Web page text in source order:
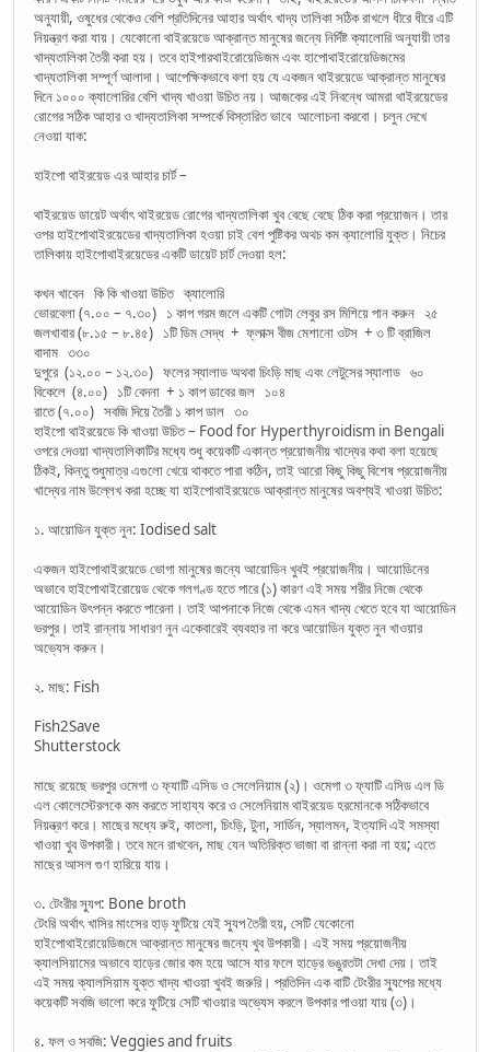
অনুযায়ী, ওষুধের থেকেও বেশি প্রতিদিনের আহার অর্থাৎ খাদ্য তালিকা সঠিক রাখলে ধীরে ধীরে এটি
নিয়ন্ত্রণ করা যায়। যেকোনো থাইরয়েডে আক্রান্ত মানুষের জন্যে নির্দিষ্ট ক্যালোরি অনুযায়ী তার
খাদ্যতালিকা তৈরী করা হয়। তবে হাইপারথাইরোয়েডিজম এবং হাপোথাইরোয়েডিজমের
খাদ্যতালিকা সম্পূর্ণ আলাদা। আপেক্ষিকভাবে বলা হয় যে একজন থাইরয়েডে আক্রান্ত মানুষের
দিনে ১০০০ ক্যালোরির বেশি খাদ্য খাওয়া উচিত নয়। আজকের এই নিবন্ধে আমরা থাইরয়েডের
রোগের সঠিক আহার ও খাদ্যতালিকা সম্পর্কে বিস্তারিত ভাবে আলোচনা করবো। চলুন দেখে
নেওয়া যাক:
হাইপো থাইরয়েড এর আহার চার্ট –
থাইরয়েড ডায়েট অর্থাৎ থাইরয়েড রোগের খাদ্যতালিকা খুব বেছে বেছে ঠিক করা প্রয়োজন। তার
ওপর হাইপোথাইরয়েডের খাদ্যতালিকা হওয়া চাই বেশ পুষ্টিকর অথচ কম ক্যালোরি যুক্ত। নিচের
তালিকায় হাইপোথাইরয়েডের একটি ডায়েট চার্ট দেওয়া হল:
কখন খাবেন কি কি খাওয়া উচিত ক্যালোরি
ভোরবেলা (৭.০০ – ৭.৩০) ১ কাপ গরম জলে একটি গোটা লেবুর রস মিশিয়ে পান করুন ২৫
জলখাবার (৮.১৫ – ৮.৪৫) ১টি ডিম সেদ্ধ + ফ্লাক্স বীজ মেশানো ওটস + ৩ টি ব্রাজিল
বাদাম ৩৩০
দুপুরে (১২.০০ – ১২.৩০) ফলের স্যালাড অথবা চিংড়ি মাছ এবং লেটুসের স্যালাড ৬০
বিকেলে (৪.০০) ১টি বেদনা + ১ কাপ ডাবের জল ১০৪
রাতে (৭.০০) সবজি দিয়ে তৈরী ১ কাপ ডাল ৩০
হাইপো থাইরয়েডে কি খাওয়া উচিত – Food for Hyperthyroidism in Bengali
ওপরে দেওয়া খাদ্যতালিকাটির মধ্যে শুধু কয়েকটি একান্ত প্রয়োজনীয় খাদ্যের কথা বলা হয়েছে
ঠিকই, কিন্তু শুধুমাত্র এগুলো খেয়ে থাকতে পারা কঠিন, তাই আরো কিছু কিছু বিশেষ প্রয়োজনীয়
খাদ্যের নাম উল্লেখ করা হচ্ছে যা হাইপোথাইরয়েডে আক্রান্ত মানুষের অবশ্যই খাওয়া উচিত:
১. আয়োডিন যুক্ত নুন: Iodised salt
একজন হাইপোথাইরয়েডে ভোগা মানুষের জন্যে আয়োডিন খুবই প্রয়োজনীয়। আয়োডিনের
অভাবে হাইপোথাইরোয়েড থেকে গলগণ্ড হতে পারে (১) কারণ এই সময় শরীর নিজে থেকে
আয়োডিন উৎপন্ন করতে পারেনা। তাই আপনাকে নিজে থেকে এমন খাদ্য খেতে হবে যা আয়োডিন
ভরপুর। তাই রান্নায় সাধারণ নুন একেবারেই ব্যবহার না করে আয়োডিন যুক্ত নুন খাওয়ার
অভ্যেস করুন।
২. মাছ: Fish
Fish2Save
Shutterstock
মাছে রয়েছে ভরপুর ওমেগা ৩ ফ্যাটি এসিড ও সেলেনিয়াম (২)। ওমেগা ৩ ফ্যাটি এসিড এল ডি
এল কোলেস্টেরলকে কম করতে সাহায্য করে ও সেলেনিয়াম থাইরয়েড হরমোনকে সঠিকভাবে
নিয়ন্ত্রণ করে। মাছের মধ্যে রুই, কাতলা, চিংড়ি, টুনা, সার্ডিন, স্যালমন, ইত্যাদি এই সমস্যা
খাওয়া খুব উপকারী। তবে মনে রাখবেন, মাছ যেন অতিরিক্ত ভাজা বা রান্না করা না হয়; এতে
মাছের আসল গুণ হারিয়ে যায়।
৩. টেংরীর স্যুপ: Bone broth
টেংরি অর্থাৎ খাসির মাংসের হাড় ফুটিয়ে যেই স্যুপ তৈরী হয়, সেটি যেকোনো
হাইপোথাইরোয়েডিজমে আক্রান্ত মানুষের জন্যে খুব উপকারী। এই সময় প্রয়োজনীয়
ক্যালসিয়ামের অভাবে হাড়ের জোর কম হয়ে আসে যার ফলে হাড়ের ভঙুরতটা দেখা দেয়। তাই
এই সময় ক্যালসিয়াম যুক্ত খাদ্য খাওয়া খুবই জরুরি। প্রতিদিন এক বাটি টেংরীর স্যুপের মধ্যে
কয়েকটি সবজি ভালো করে ফুটিয়ে সেটি খাওয়ার অভ্যেস করলে উপকার পাওয়া যায় (৩)।
৪. ফল ও সবজি: Veggies and fruits